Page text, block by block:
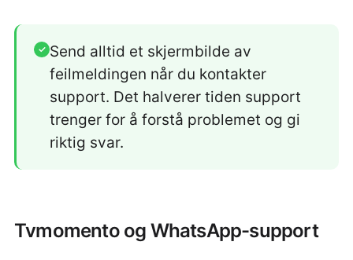
✓ Send alltid et skjermbilde av
feilmeldingen når du kontakter
support. Det halverer tiden support
trenger for å forstå problemet og gi
riktig svar.
Tvmomento og WhatsApp-support